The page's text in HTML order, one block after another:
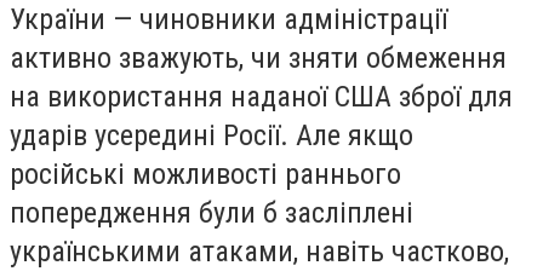
України — чиновники адміністрації
активно зважують, чи зняти обмеження
на використання наданої США зброї для
ударів усередині Росії. Але якщо
російські можливості раннього
попередження були б засліплені
українськими атаками, навіть частково,